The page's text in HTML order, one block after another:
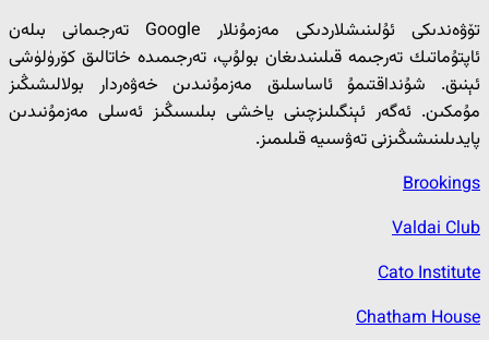
تۆۋەندىكى ئۇلىنىشلاردىكى مەزمۇنلار Google تەرجىمانى بىلەن
ئاپتۇماتىك تەرجىمە قىلىنىدىغان بولۇپ، تەرجىمىدە خاتالىق كۆرۈلۈشى
ئېنىق. شۇنداقتىمۇ ئاساسلىق مەزمۇنىدىن خەۋەردار بولالىشىڭىز
مۇمكىن. ئەگەر ئېنگىلىزچىنى ياخشى بىلىسىڭىز ئەسلى مەزمۇنىدىن
پايدىلىنىشىڭىزنى تەۋسىيە قىلىمىز.
Brookings
Valdai Club
Cato Institute
Chatham House